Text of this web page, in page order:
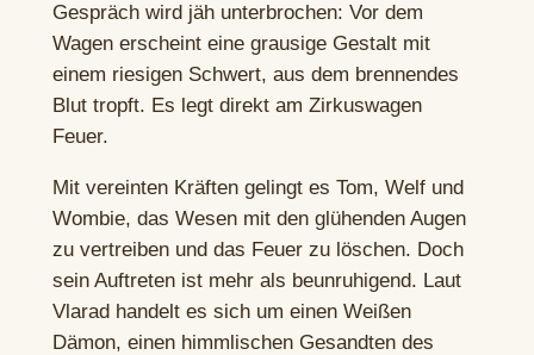
Gespräch wird jäh unterbrochen: Vor dem
Wagen erscheint eine grausige Gestalt mit
einem riesigen Schwert, aus dem brennendes
Blut tropft. Es legt direkt am Zirkuswagen
Feuer.
Mit vereinten Kräften gelingt es Tom, Welf und
Wombie, das Wesen mit den glühenden Augen
zu vertreiben und das Feuer zu löschen. Doch
sein Auftreten ist mehr als beunruhigend. Laut
Vlarad handelt es sich um einen Weißen
Dämon, einen himmlischen Gesandten des